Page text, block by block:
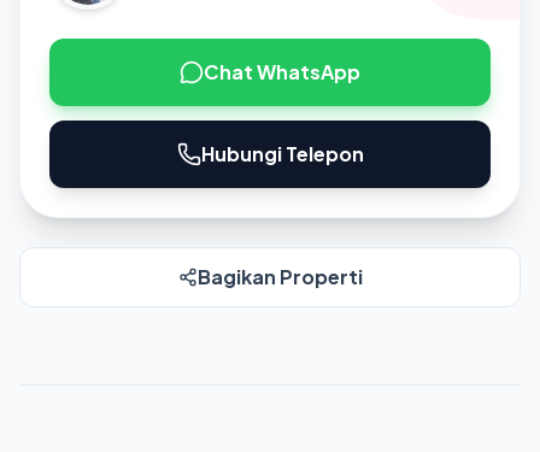
Chat WhatsApp
Hubungi Telepon
Bagikan Properti